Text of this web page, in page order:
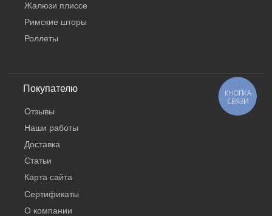
Жалюзи плиссе
Римские шторы
Роллеты
Покупателю
Отзывы
Наши работы
Доставка
Статьи
Карта сайта
Сертификаты
О компании
КНОПКА
СВЯЗИ